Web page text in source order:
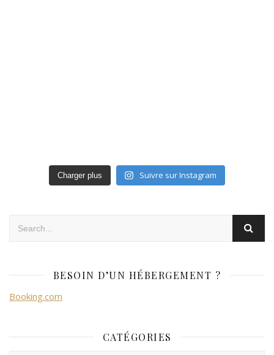
Charger plus Suivre sur Instagram
BESOIN D’UN HÉBERGEMENT ?
Booking.com
CATÉGORIES